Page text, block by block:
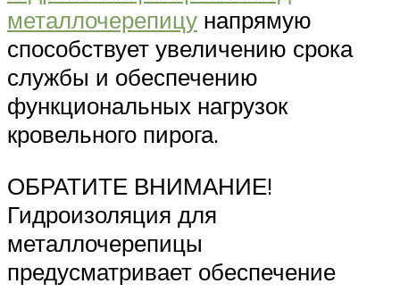
металлочерепицу напрямую
способствует увеличению срока
службы и обеспечению
функциональных нагрузок
кровельного пирога.
ОБРАТИТЕ ВНИМАНИЕ!
Гидроизоляция для
металлочерепицы
предусматривает обеспечение